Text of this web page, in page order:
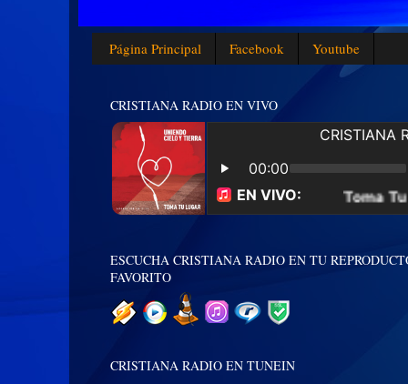
Página Principal Facebook Youtube
CRISTIANA RADIO EN VIVO
ESCUCHA CRISTIANA RADIO EN TU
FAVORITO
CRISTIANA RADIO EN TUNEIN